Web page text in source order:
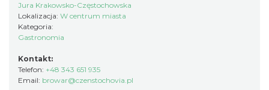
Jura Krakowsko-Częstochowska
Lokalizacja: W centrum miasta
Kategoria:
Gastronomia
Kontakt:
Telefon: +48 343 651 935
Email: browar@czenstochovia.pl